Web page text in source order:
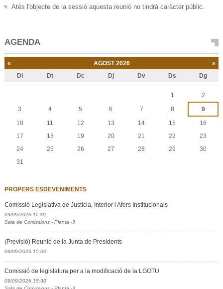
Atès l'objecte de la sessió aquesta reunió no tindrà caràcter públic.
AGENDA
« AGOST 2026 »
Dl Dt Dc Dj Dv Ds Dg
1
2
3
4 5 6 7 8
9
10
11 12 13 14 15
16
17
18 19 20 21 22
23
24
25 26 27 28 29
30
31
PROPERS ESDEVENIMENTS
Comissió Legislativa de Justícia, Interior i Afers Institucionals
09/09/2026 11:30
Sala de Comissions - Planta -3
(Previsió) Reunió de la Junta de Presidents
09/09/2026 15:00
Comissió de legislatura per a la modificació de la LGOTU
09/09/2026 15:30